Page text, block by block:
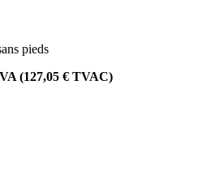
pieds
(127,05 € TVAC)